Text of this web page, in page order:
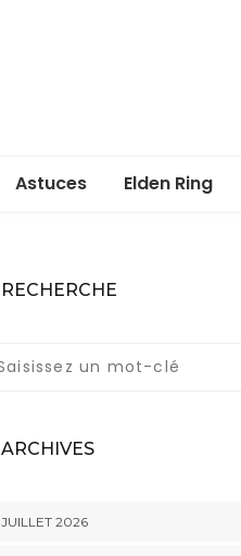
Astuces Elden Ring
RECHERCHE
ARCHIVES
JUILLET 2026